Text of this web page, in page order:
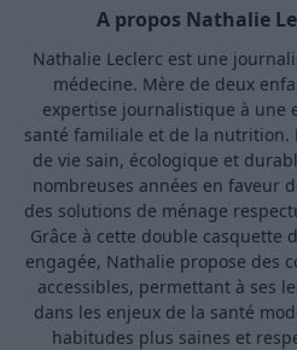
A propos Nathalie
Nathalie Leclerc est une
médecine. Mère de deux
expertise journalistique à une
santé familiale et de la nutrition.
de vie sain, écologique et
nombreuses années en faveur
des solutions de ménage
Grâce à cette double casquette
engagée, Nathalie propose des
accessibles, permettant à ses
dans les enjeux de la santé
habitudes plus saines et